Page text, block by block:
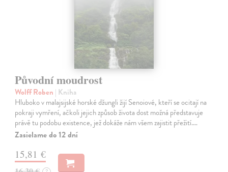
Původní moudrost
Wolff Roben | Kniha
Hluboko v malajsijské horské džungli žijí Senoiové, kteří se ocitají na
pokraji vymření, ačkoli jejich způsob života dost možná představuje
právě tu podobu existence, jež dokáže nám všem zajistit přežití.…
Zasielame do 12 dní
15,81 €